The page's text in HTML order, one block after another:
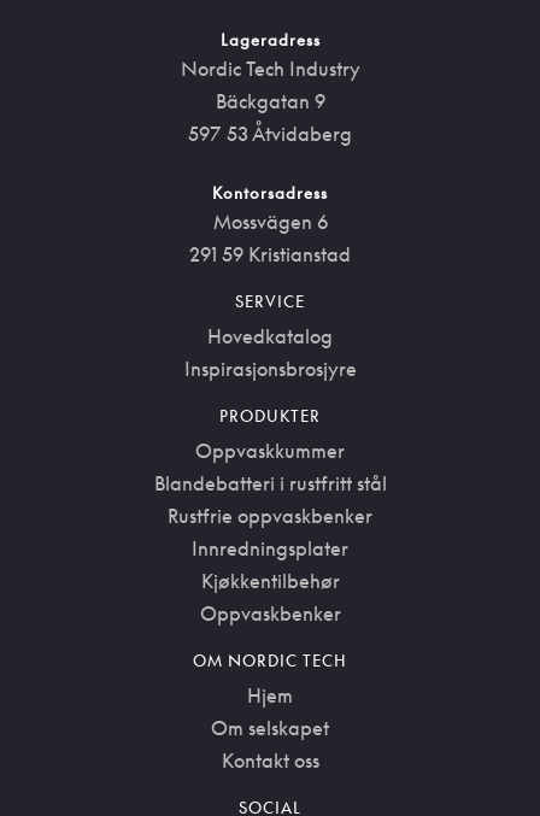
Lageradress
Nordic Tech Industry
Bäckgatan 9
597 53 Åtvidaberg
Kontorsadress
Mossvägen 6
291 59 Kristianstad
SERVICE
Hovedkatalog
Inspirasjonsbrosjyre
PRODUKTER
Oppvaskkummer
Blandebatteri i rustfritt stål
Rustfrie oppvaskbenker
Innredningsplater
Kjøkkentilbehør
Oppvaskbenker
OM NORDIC TECH
Hjem
Om selskapet
Kontakt oss
SOCIAL